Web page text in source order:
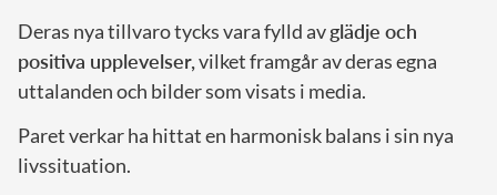
Deras nya tillvaro tycks vara fylld avglädje och
positiva upplevelser,vilket framgår av deras egna
uttalanden och bilder som visats i media.
Paret verkar ha hittat en harmonisk balans i sin nya
livssituation.